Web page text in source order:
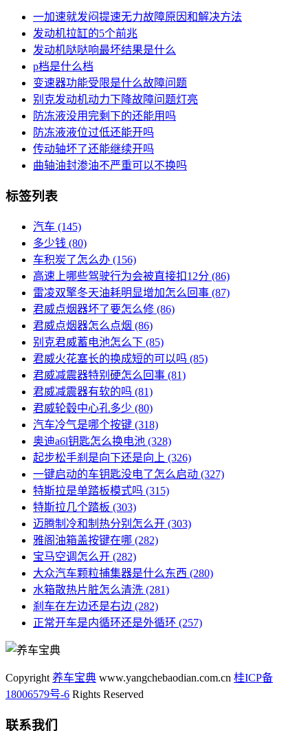
一加速就发闷提速无力故障原因和解决方法
发动机拉缸的5个前兆
发动机哒哒响最坏结果是什么
p档是什么档
变速器功能受限是什么故障问题
别克发动机动力下降故障问题灯亮
防冻液没用完剩下的还能用吗
防冻液液位过低还能开吗
传动轴坏了还能继续开吗
曲轴油封渗油不严重可以不换吗
标签列表
汽车 (145)
多少钱 (80)
车积炭了怎么办 (156)
高速上哪些驾驶行为会被直接扣12分 (86)
雷凌双擎冬天油耗明显增加怎么回事 (87)
君威点烟器坏了要怎么修 (86)
君威点烟器怎么点烟 (86)
别克君威蓄电池怎么下 (85)
君威火花塞长的换成短的可以吗 (85)
君威减震器特别硬怎么回事 (81)
君威减震器有软的吗 (81)
君威轮毂中心孔多少 (80)
汽车冷气是哪个按键 (318)
奥迪a6l钥匙怎么换电池 (328)
起步松手刹是向下还是向上 (326)
一键启动的车钥匙没电了怎么启动 (327)
特斯拉是单踏板模式吗 (315)
特斯拉几个踏板 (303)
迈腾制冷和制热分别怎么开 (303)
雅阁油箱盖按键在哪 (282)
宝马空调怎么开 (282)
大众汽车颗粒捕集器是什么东西 (280)
水箱散热片脏怎么清洗 (281)
刹车在左边还是右边 (282)
正常开车是内循环还是外循环 (257)
Copyright 养车宝典 www.yangchebaodian.com.cn 桂ICP备
18006579号-6 Rights Reserved
联系我们